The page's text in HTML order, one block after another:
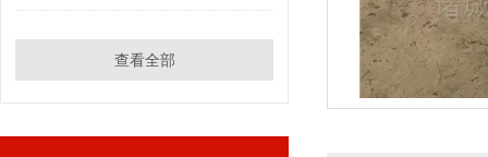
查看全部